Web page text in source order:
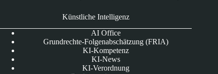
Künstliche Intelligenz
AI Office
Grundrechte-Folgenabschätzung (FRIA)
KI-Kompetenz
KI-News
KI-Verordnung